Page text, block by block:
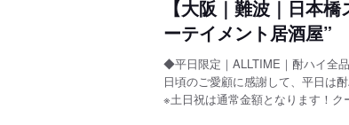
【大阪｜難波｜日本
ーテイメント居酒屋”
◆平日限定｜ALLTIME｜酎ハイ全
日頃のご愛顧に感謝して、平日は
※土日祝は通常金額となります！ク